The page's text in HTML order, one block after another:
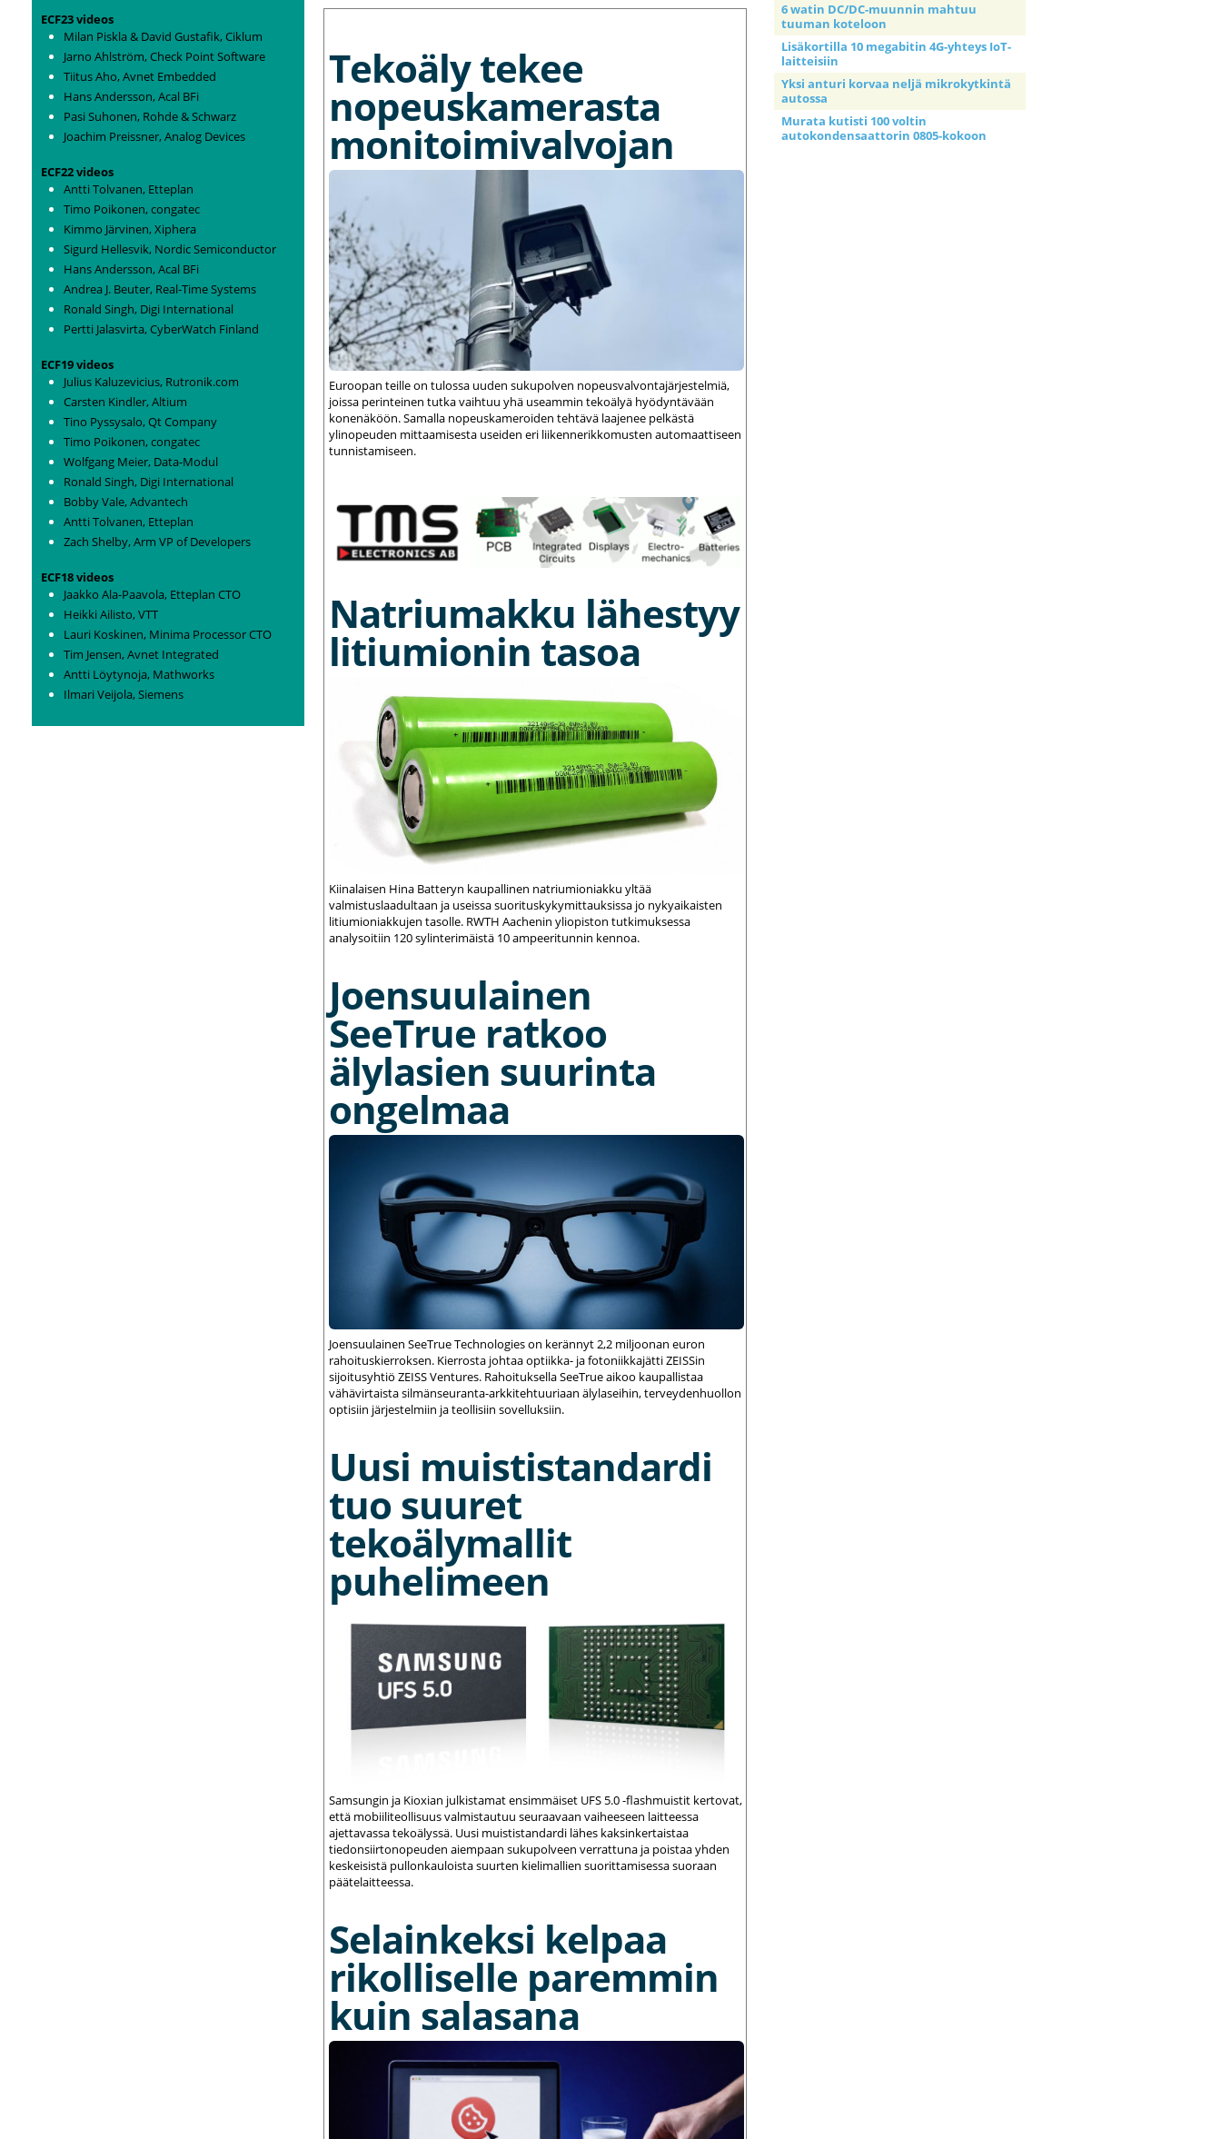
ECF23 videos
Milan Piskla & David Gustafik, Ciklum
Jarno Ahlström, Check Point Software
Tiitus Aho, Avnet Embedded
Hans Andersson, Acal BFi
Pasi Suhonen, Rohde & Schwarz
Joachim Preissner, Analog Devices
ECF22 videos
Antti Tolvanen, Etteplan
Timo Poikonen, congatec
Kimmo Järvinen, Xiphera
Sigurd Hellesvik, Nordic Semiconductor
Hans Andersson, Acal BFi
Andrea J. Beuter, Real-Time Systems
Ronald Singh, Digi International
Pertti Jalasvirta, CyberWatch Finland
ECF19 videos
Julius Kaluzevicius, Rutronik.com
Carsten Kindler, Altium
Tino Pyssysalo, Qt Company
Timo Poikonen, congatec
Wolfgang Meier, Data-Modul
Ronald Singh, Digi International
Bobby Vale, Advantech
Antti Tolvanen, Etteplan
Zach Shelby, Arm VP of Developers
ECF18 videos
Jaakko Ala-Paavola, Etteplan CTO
Heikki Ailisto, VTT
Lauri Koskinen, Minima Processor CTO
Tim Jensen, Avnet Integrated
Antti Löytynoja, Mathworks
Ilmari Veijola, Siemens
Tekoäly tekee
nopeuskamerasta
monitoimivalvojan
Euroopan teille on tulossa uuden sukupolven nopeusvalvontajärjestelmiä,
joissa perinteinen tutka vaihtuu yhä useammin tekoälyä hyödyntävään
konenäköön. Samalla nopeuskameroiden tehtävä laajenee pelkästä
ylinopeuden mittaamisesta useiden eri liikennerikkomusten automaattiseen
tunnistamiseen.
Natriumakku lähestyy
litiumionin tasoa
Kiinalaisen Hina Batteryn kaupallinen natriumioniakku yltää
valmistuslaadultaan ja useissa suorituskykymittauksissa jo nykyaikaisten
litiumioniakkujen tasolle. RWTH Aachenin yliopiston tutkimuksessa
analysoitiin 120 sylinterimäistä 10 ampeeritunnin kennoa.
Joensuulainen
SeeTrue ratkoo
älylasien suurinta
ongelmaa
Joensuulainen SeeTrue Technologies on kerännyt 2,2 miljoonan euron
rahoituskierroksen. Kierrosta johtaa optiikka- ja fotoniikkajätti ZEISSin
sijoitusyhtiö ZEISS Ventures. Rahoituksella SeeTrue aikoo kaupallistaa
vähävirtaista silmänseuranta-arkkitehtuuriaan älylaseihin, terveydenhuollon
optisiin järjestelmiin ja teollisiin sovelluksiin.
Uusi muististandardi
tuo suuret
tekoälymallit
puhelimeen
Samsungin ja Kioxian julkistamat ensimmäiset UFS 5.0 -flashmuistit kertovat,
että mobiiliteollisuus valmistautuu seuraavaan vaiheeseen laitteessa
ajettavassa tekoälyssä. Uusi muististandardi lähes kaksinkertaistaa
tiedonsiirtonopeuden aiempaan sukupolveen verrattuna ja poistaa yhden
keskeisistä pullonkauloista suurten kielimallien suorittamisessa suoraan
päätelaitteessa.
Selainkeksi kelpaa
rikolliselle paremmin
kuin salasana
6 watin DC/DC-muunnin mahtuu
tuuman koteloon
Lisäkortilla 10 megabitin 4G-yhteys IoT-
laitteisiin
Yksi anturi korvaa neljä mikrokytkintä
autossa
Murata kutisti 100 voltin
autokondensaattorin 0805-kokoon